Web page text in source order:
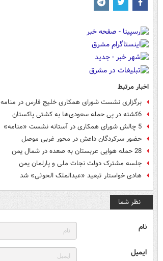
اخبار مرتبط
برگزاری نشست شورای همکاری خلیج فارس در منامه
6کشته در پی حمله سعودی‌ها به کشتی پاکستان
5 چالش‌ شورای همکاری در آستانه نشست «منامه»
حضور سرکردگان داعش در محور غربی موصل
28 حمله هوایی عربستان به صعده در شمال یمن
جلسه مشترک دولت نجات ملی و پارلمان یمن
هادی خواستار تبعید «عبدالملک الحوثی» شد
نظر شما
نام
ایمیل